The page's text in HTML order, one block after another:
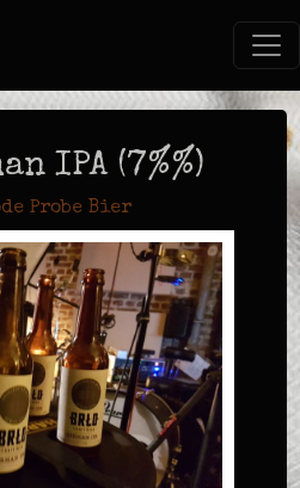
IPA (7%%)
Probe Bier